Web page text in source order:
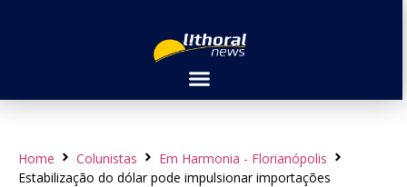
Home Colunistas
Em Harmonia - Florianópolis
Estabilização do dólar pode impulsionar importações